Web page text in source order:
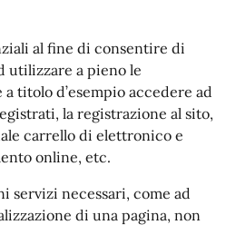
al fine di consentire di
utilizzare a pieno le
titolo d’esempio accedere ad
la registrazione al sito,
carrello di elettronico e
online, etc.
servizi necessari, come ad
di una pagina, non